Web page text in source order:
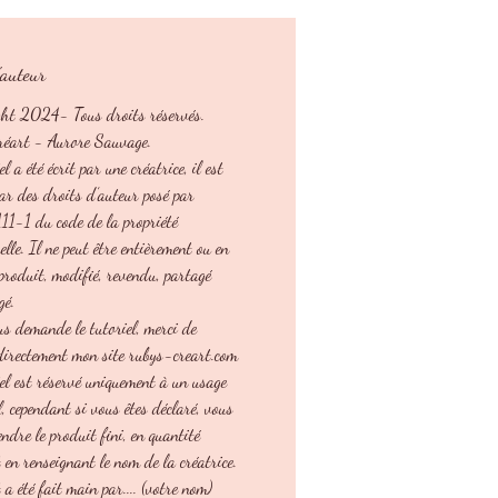
gaucher ou droitier, vous aurez dans
de photos.
faudra adapter le crochet à la grosseur
Seule la taille différera, l'aspect et la
identiques quelle que soit la grosseur
prendre le même matériel pour toute la
votre poupée à composer afin que tout
2024- Tous droits réservés.
- Aurore Sauvage.
a été écrit par une créatrice, il est
des droits d’auteur posé par
1 du code de la propriété
Il ne peut être entièrement ou en
modifié, revendu, partagé
demande le tutoriel, merci de
mon site rubys-creart.com
est réservé uniquement à un usage
cependant si vous êtes déclaré, vous
le produit fini, en quantité
renseignant le nom de la créatrice.
a été fait main par.... (votre nom)